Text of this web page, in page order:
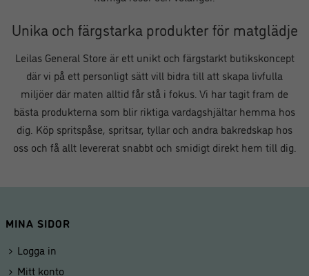
Unika och färgstarka produkter för matglädje
Leilas General Store är ett unikt och färgstarkt butikskoncept
där vi på ett personligt sätt vill bidra till att skapa livfulla
miljöer där maten alltid får stå i fokus. Vi har tagit fram de
bästa produkterna som blir riktiga vardagshjältar hemma hos
dig. Köp spritspåse, spritsar, tyllar och andra bakredskap hos
oss och få allt levererat snabbt och smidigt direkt hem till dig.
MINA SIDOR
Logga in
Mitt konto